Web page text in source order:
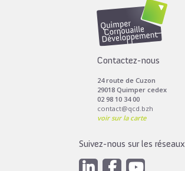
Contactez-nous
24 route de Cuzon
29018 Quimper cedex
02 98 10 34 00
contact@qcd.bzh
voir sur la carte
Suivez-nous sur les réseaux